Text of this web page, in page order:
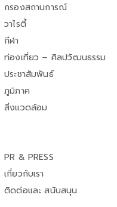
กรองสถานการณ์
วาไรตี้
กีฬา
ท่องเที่ยว – ศิลปวัฒนธรรม
ประชาสัมพันธ์
ภูมิภาค
สิ่งแวดล้อม
PR & PRESS
เกี่ยวกับเรา
ติดต่อและ สนับสนุน